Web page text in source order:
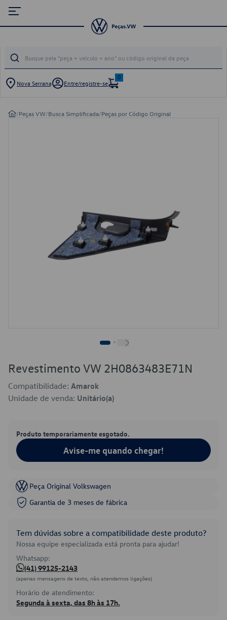
Nova Serrana Entre/registre-se
0
/Peças VW/Busca Simplificada/Peças por Código Original
Revestimento VW 2H0863483E71N
Compatibilidade: Amarok
Unidade de venda: Unitário(a)
Produto temporariamente esgotado.
Avise-me quando chegar!
Peça Original Volkswagen
Garantia de 3 meses de fábrica
Tem dúvidas sobre a compatibilidade deste produto?
Nossa equipe especializada está pronta para ajudar!
Whatsapp:
(41) 99125-2143
(apenas mensagens de texto, não atendemos ligações)
Horário de atendimento:
Segunda à sexta, das 8h às 17h.